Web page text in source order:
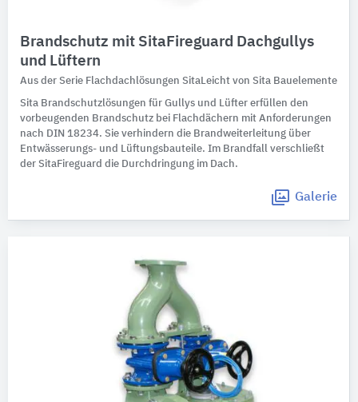
Brandschutz mit SitaFireguard Dachgullys
und Lüftern
Aus der Serie Flachdachlösungen SitaLeicht von Sita Bauelemente
Sita Brandschutzlösungen für Gullys und Lüfter erfüllen den
vorbeugenden Brandschutz bei Flachdächern mit Anforderungen
nach DIN 18234. Sie verhindern die Brandweiterleitung über
Entwässerungs- und Lüftungsbauteile. Im Brandfall verschließt
der SitaFireguard die Durchdringung im Dach.
Galerie